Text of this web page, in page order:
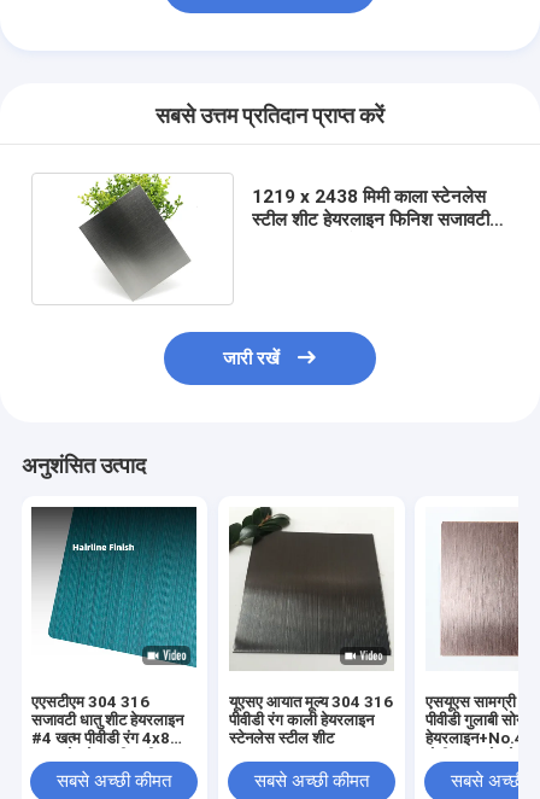
सबसे उत्तम प्रतिदान प्राप्त करें
1219 x 2438 मिमी काला स्टेनलेस
स्टील शीट हेयरलाइन फिनिश सजावटी
जारी रखें
अनुशंसित उत्पाद
एएसटीएम 304 316
सजावटी धातु शीट हेयरलाइन
#4 खत्म पीवीडी रंग 4x8
सबसे अच्छी कीमत
यूएसए आयात मूल्य 304 316
पीवीडी रंग काली हेयरलाइन
स्टेनलेस स्टील शीट
सबसे अच्छी कीमत
एसयूएस सामग्री
पीवीडी गुलाबी सोने
हेयरलाइन+No.4
बनावटसबसे अच्छी